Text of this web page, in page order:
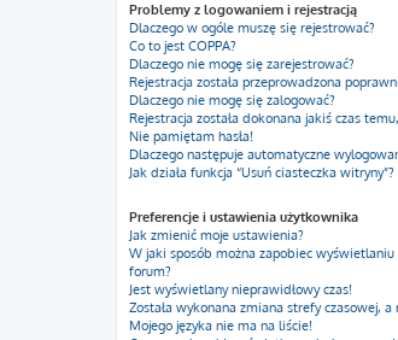
Problemy z logowaniem i rejestracją
Dlaczego w ogóle muszę się rejestrować?
Co to jest COPPA?
Dlaczego nie mogę się zarejestrować?
Rejestracja została przeprowadzona
Dlaczego nie mogę się zalogować?
Rejestracja została dokonana jakiś czas
Nie pamiętam hasła!
Dlaczego następuje automatyczne
Jak działa funkcja “Usuń ciasteczka witryny”?
Preferencje i ustawienia użytkownika
Jak zmienić moje ustawienia?
W jaki sposób można zapobiec
forum?
Jest wyświetlany nieprawidłowy czas!
Została wykonana zmiana strefy czasowej,
Mojego języka nie ma na liście!